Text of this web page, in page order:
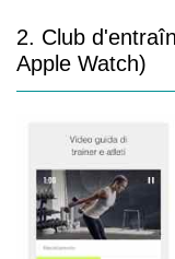
2. Club
Apple Watch)